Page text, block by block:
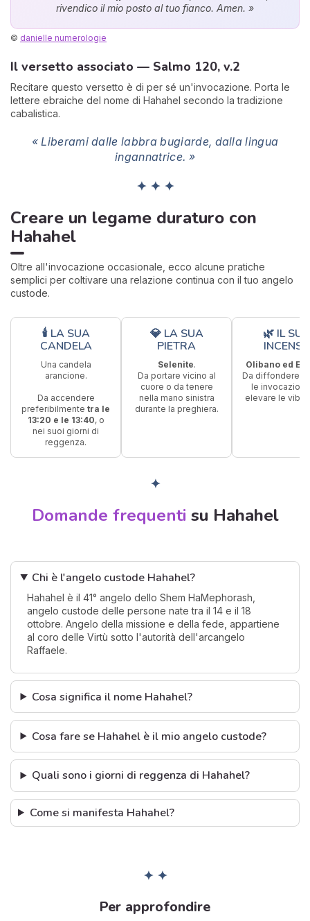
rivendico il mio posto al tuo fianco. Amen. »
© danielle numerologie
Il versetto associato — Salmo 120, v.2
Recitare questo versetto è di per sé un'invocazione. Porta le
lettere ebraiche del nome di Hahahel secondo la tradizione
cabalistica.
« Liberami dalle labbra bugiarde, dalla lingua
ingannatrice. »
✦ ✦ ✦
Creare un legame duraturo con
Hahahel
Oltre all'invocazione occasionale, ecco alcune pratiche
semplici per coltivare una relazione continua con il tuo angelo
custode.
🕯 LA SUA
CANDELA
Una candela
arancione.
Da accendere
preferibilmente tra le
13:20 e le 13:40, o
nei suoi giorni di
reggenza.
💎 LA SUA
PIETRA
Selenite.
Da portare vicino al
cuore o da tenere
nella mano sinistra
durante la preghiera.
🌿 IL
Olibano ed
Da diffondere
le invocazioni
elevare le
✦
Domande frequenti su Hahahel
Chi è l'angelo custode Hahahel?
Hahahel è il 41° angelo dello Shem HaMephorash,
angelo custode delle persone nate tra il 14 e il 18
ottobre. Angelo della missione e della fede, appartiene
al coro delle Virtù sotto l'autorità dell'arcangelo
Raffaele.
Cosa significa il nome Hahahel?
Cosa fare se Hahahel è il mio angelo custode?
Quali sono i giorni di reggenza di Hahahel?
Come si manifesta Hahahel?
✦ ✦
Per approfondire